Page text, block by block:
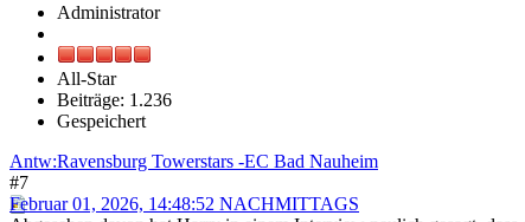
Administrator
All-Star
Beiträge: 1.236
Gespeichert
Antw:Ravensburg Towerstars -EC Bad Nauheim
#7
Februar 01, 2026, 14:48:52 NACHMITTAGS